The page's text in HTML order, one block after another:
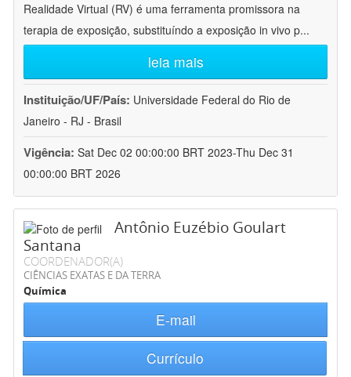
Realidade Virtual (RV) é uma ferramenta promissora na
terapia de exposição, substituíndo a exposição in vivo p...
leia mais
Instituição/UF/País: Universidade Federal do Rio de
Janeiro - RJ - Brasil
Vigência: Sat Dec 02 00:00:00 BRT 2023-Thu Dec 31
00:00:00 BRT 2026
Antônio Euzébio Goulart
Santana
COORDENADOR(A)
CIÊNCIAS EXATAS E DA TERRA
Química
E-mail
Currículo